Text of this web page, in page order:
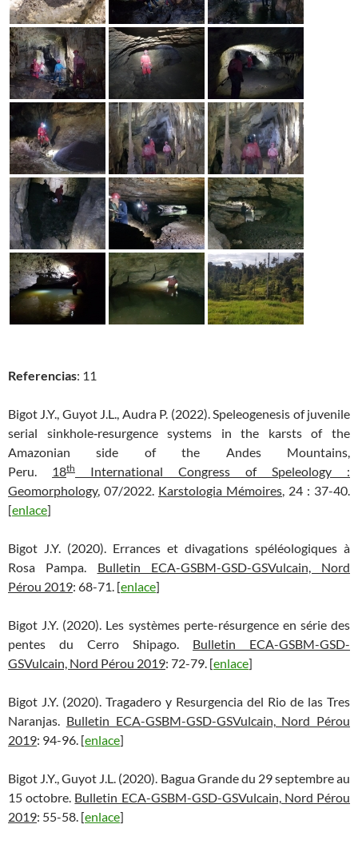
Referencias: 11
Bigot J.Y., Guyot J.L., Audra P. (2022). Speleogenesis of juvenile
serial sinkhole‐resurgence systems in the karsts of the
Amazonian side of the Andes Mountains,
Peru. 18th
International Congress of Speleology :
Geomorphology, 07/2022. Karstologia Mémoires, 24 : 37-40.
[enlace]
Bigot J.Y. (2020). Errances et divagations spéléologiques à
Rosa Pampa. Bulletin ECA-GSBM-GSD-GSVulcain, Nord
Pérou 2019: 68-71. [enlace]
Bigot J.Y. (2020). Les systèmes perte-résurgence en série des
pentes du Cerro Shipago. Bulletin ECA-GSBM-GSD-
GSVulcain, Nord Pérou 2019: 72-79. [enlace]
Bigot J.Y. (2020). Tragadero y Resurgencia del Rio de las Tres
Naranjas. Bulletin ECA-GSBM-GSD-GSVulcain, Nord Pérou
2019: 94-96. [enlace]
Bigot J.Y., Guyot J.L. (2020). Bagua Grande du 29 septembre au
15 octobre. Bulletin ECA-GSBM-GSD-GSVulcain, Nord Pérou
2019: 55-58. [enlace]